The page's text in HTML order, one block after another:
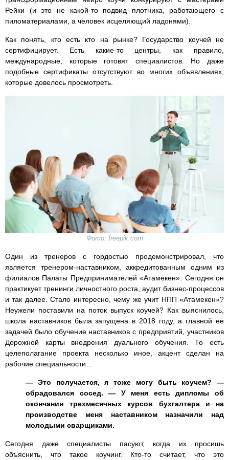
Рейки (и это не какой-то подвид плотника, работающего с
пиломатериалами, а человек исцеляющий ладонями).
Как понять, кто есть кто на рынке? Государство коучей не
сертифицирует. Есть какие-то центры, как правило,
международные, которые готовят специалистов. Но даже
подобные сертификаты отсутствуют во многих объявлениях,
которые довелось просмотреть.
Фото: freepik.com
Один из тренеров с гордостью продемонстрировал, что
является тренером-наставником, аккредитованным одним из
филиалов Палаты Предпринимателей «Атамекен». Сегодня он
практикует тренинги личностного роста, аудит бизнес-процессов
и так далее. Стало интересно, чему же учит НПП «Атамекен»?
Неужели поставили на поток выпуск коучей? Как выяснилось,
школа наставников была запущена в 2018 году, а главной ее
задачей было обучение наставников с предприятий, участников
Дорожной карты внедрения дуального обучения. То есть
целеполагание проекта несколько иное, акцент сделан на
рабочие специальности…
— Это получается, я тоже могу быть коучем? —
обрадовался сосед. — У меня есть дипломы об
окончании трехмесячных курсов бухгалтера и на
производстве меня наставником назначили над
молодыми сварщиками.
Сегодня даже специалисты пасуют, когда их просишь
объяснить, что такое коучинг. Кто-то считает, что это